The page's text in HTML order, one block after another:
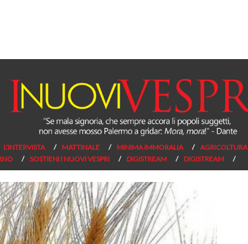
L’INTERVISTA MATTINALE MINIMA IMMORALIA AGRICOLTURA
SOSTIENI I NUOVI VESPRI DIGISTREAM DIGISTREAM